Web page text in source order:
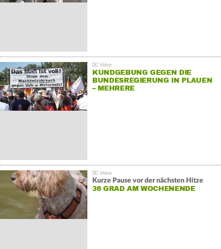
KUNDGEBUNG GEGEN DIE
BUNDESREGIERUNG IN PLAUEN
– MEHRERE
Kurze Pause vor der nächsten Hitze
36 GRAD AM WOCHENENDE